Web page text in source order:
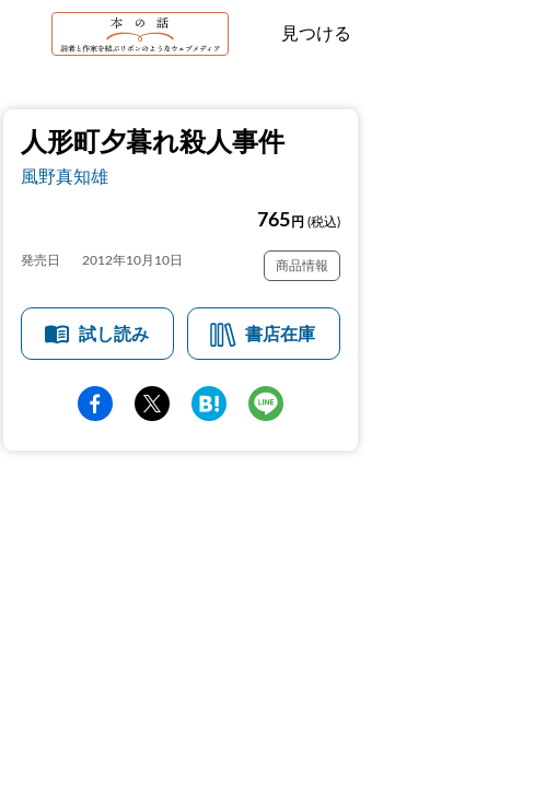
見つける
人形町夕暮れ殺人事件
風野真知雄
765 円 (税込)
発売日 2012年10月10日 商品情報
試し読み 書店在庫